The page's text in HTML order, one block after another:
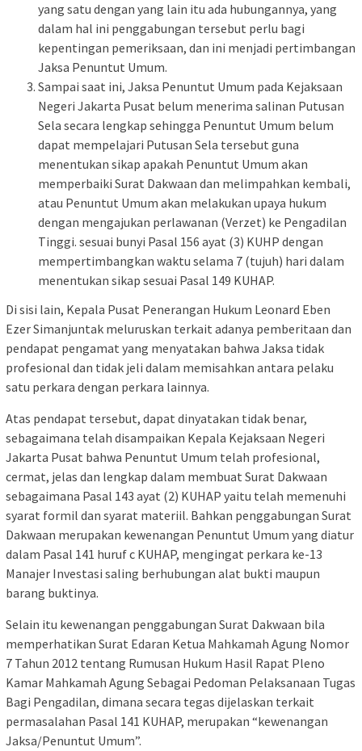
yang satu dengan yang lain itu ada hubungannya, yang
dalam hal ini penggabungan tersebut perlu bagi
kepentingan pemeriksaan, dan ini menjadi pertimbangan
Jaksa Penuntut Umum.
Sampai saat ini, Jaksa Penuntut Umum pada Kejaksaan
Negeri Jakarta Pusat belum menerima salinan Putusan
Sela secara lengkap sehingga Penuntut Umum belum
dapat mempelajari Putusan Sela tersebut guna
menentukan sikap apakah Penuntut Umum akan
memperbaiki Surat Dakwaan dan melimpahkan kembali,
atau Penuntut Umum akan melakukan upaya hukum
dengan mengajukan perlawanan (Verzet) ke Pengadilan
Tinggi. sesuai bunyi Pasal 156 ayat (3) KUHP dengan
mempertimbangkan waktu selama 7 (tujuh) hari dalam
menentukan sikap sesuai Pasal 149 KUHAP.
Di sisi lain, Kepala Pusat Penerangan Hukum Leonard Eben
Ezer Simanjuntak meluruskan terkait adanya pemberitaan dan
pendapat pengamat yang menyatakan bahwa Jaksa tidak
profesional dan tidak jeli dalam memisahkan antara pelaku
satu perkara dengan perkara lainnya.
Atas pendapat tersebut, dapat dinyatakan tidak benar,
sebagaimana telah disampaikan Kepala Kejaksaan Negeri
Jakarta Pusat bahwa Penuntut Umum telah profesional,
cermat, jelas dan lengkap dalam membuat Surat Dakwaan
sebagaimana Pasal 143 ayat (2) KUHAP yaitu telah memenuhi
syarat formil dan syarat materiil. Bahkan penggabungan Surat
Dakwaan merupakan kewenangan Penuntut Umum yang diatur
dalam Pasal 141 huruf c KUHAP, mengingat perkara ke-13
Manajer Investasi saling berhubungan alat bukti maupun
barang buktinya.
Selain itu kewenangan penggabungan Surat Dakwaan bila
memperhatikan Surat Edaran Ketua Mahkamah Agung Nomor
7 Tahun 2012 tentang Rumusan Hukum Hasil Rapat Pleno
Kamar Mahkamah Agung Sebagai Pedoman Pelaksanaan Tugas
Bagi Pengadilan, dimana secara tegas dijelaskan terkait
permasalahan Pasal 141 KUHAP, merupakan “kewenangan
Jaksa/Penuntut Umum”.